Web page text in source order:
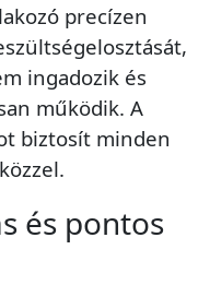
precízen
ingadozik és
működik. A
biztosít minden
és pontos